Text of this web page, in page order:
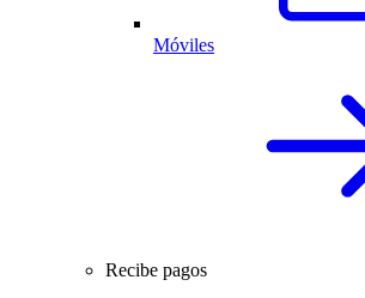
Móviles
Recibe pagos